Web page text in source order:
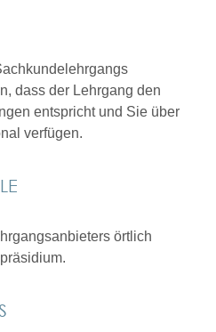
dass der Lehrgang den
entspricht und Sie über
verfügen.
örtlich